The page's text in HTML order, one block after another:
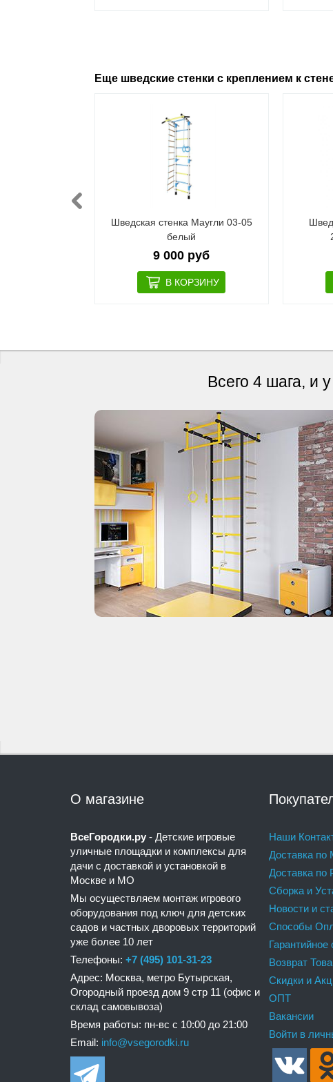
Еще шведские стенки с креплением к
Шведская стенка Маугли 03-05
белый
9 000 руб
Всего 4 шага, и
О магазине
ВсеГородки.ру - Детские игровые
уличные площадки и комплексы для
дачи с доставкой и установкой в
Москве и МО
Мы осуществляем монтаж игрового
оборудования под ключ для детских
садов и частных дворовых территорий
уже более 10 лет
Телефоны: +7 (495) 101-31-23
Адрес: Москва, метро Бутырская,
Огородный проезд дом 9 стр 11 (офис и
склад самовывоза)
Время работы: пн-вс с 10:00 до 21:00
Email: info@vsegorodki.ru
Наши
Доставка
Доставка по
Сборка и
Новости и
Способы
Возврат
Скидки и
ОПТ
Вакансии
Войти в